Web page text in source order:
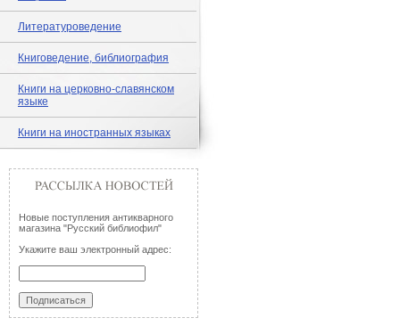
Литературоведение
Книговедение, библиография
Книги на церковно-славянском
языке
Книги на иностранных языках
Новые поступления антикварного
магазина "Русский библиофил"
Укажите ваш электронный адрес: